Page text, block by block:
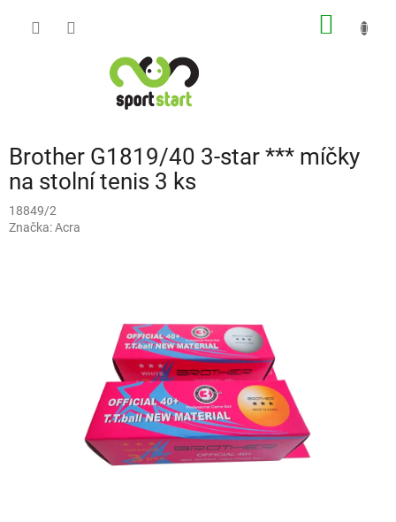
Brother G1819/40 3-star *** míčky
na stolní tenis 3 ks
18849/2
Značka:Acra